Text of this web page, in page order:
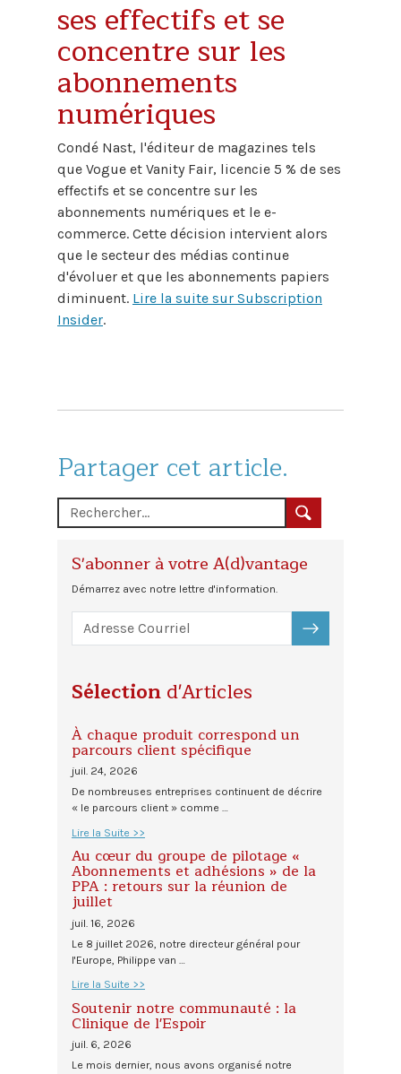
ses effectifs et se
concentre sur les
abonnements
numériques
Condé Nast, l'éditeur de magazines tels
que Vogue et Vanity Fair, licencie 5 % de ses
effectifs et se concentre sur les
abonnements numériques et le e-
commerce. Cette décision intervient alors
que le secteur des médias continue
d'évoluer et que les abonnements papiers
diminuent. Lire la suite sur Subscription
Insider.
Partager cet article.
S'abonner à votre A(d)vantage
Démarrez avec notre lettre d'information.
S'ABONNER
Sélection d'Articles
À chaque produit correspond un
parcours client spécifique
juil. 24, 2026
De nombreuses entreprises continuent de décrire
« le parcours client » comme …
Lire la Suite >>
Au cœur du groupe de pilotage «
Abonnements et adhésions » de la
PPA : retours sur la réunion de
juillet
juil. 16, 2026
Le 8 juillet 2026, notre directeur général pour
l'Europe, Philippe van …
Lire la Suite >>
Soutenir notre communauté : la
Clinique de l'Espoir
juil. 6, 2026
Le mois dernier, nous avons organisé notre